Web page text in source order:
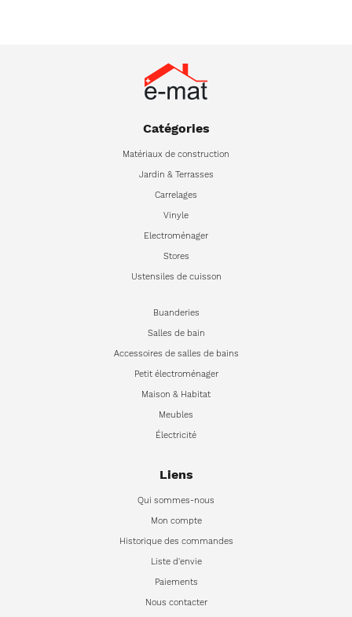
Catégories
Matériaux de construction
Jardin & Terrasses
Carrelages
Vinyle
Electroménager
Stores
Ustensiles de cuisson
Buanderies
Salles de bain
Accessoires de salles de bains
Petit électroménager
Maison & Habitat
Meubles
Électricité
Liens
Qui sommes-nous
Mon compte
Historique des commandes
Liste d'envie
Paiements
Nous contacter